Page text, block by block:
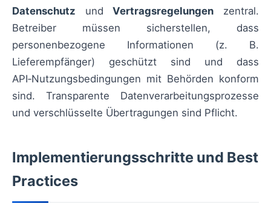
Datenschutz undVertragsregelungen zentral.
Betreiber müssen sicherstellen, dass
personenbezogene Informationen (z. B.
Lieferempfänger) geschützt sind und dass
API‑Nutzungsbedingungen mit Behörden konform
sind. Transparente Datenverarbeitungsprozesse
und verschlüsselte Übertragungen sind Pflicht.
Implementierungsschritte und Best
Practices